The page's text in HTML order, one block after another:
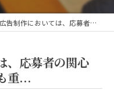
作においては、応募者の関心を引きつけることが最も重...
、応募者の関心
重...